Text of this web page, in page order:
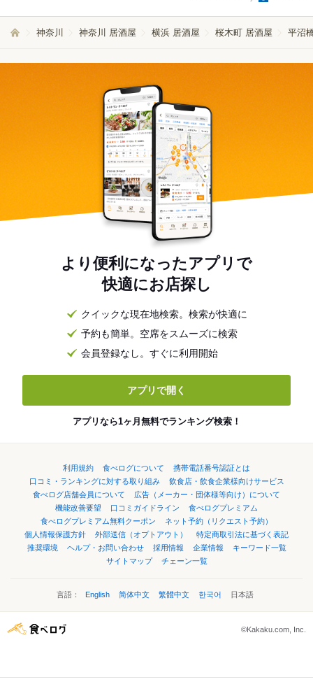
神奈川 神奈川 居酒屋 横浜 居酒屋 桜木町 居酒屋 平沼
より便利になったアプリで
快適にお店探し
クイックな現在地検索。検索が快適に
予約も簡単。空席をスムーズに検索
会員登録なし。すぐに利用開始
アプリで開く
アプリなら1ヶ月無料でランキング検索！
利用規約 食べログについて
携帯電話番号認証とは
口コミ・ランキングに対する取り組み
飲食店・飲食企業様向けサービス
食べログ店舗会員について
広告（メーカー・団体様等向け）について
機能改善要望
口コミガイドライン
食べログプレミアム
食べログプレミアム無料クーポン
ネット予約（リクエスト予約）
個人情報保護方針
外部送信（オプトアウト）
特定商取引法に基づく表記
推奨環境
ヘルプ・お問い合わせ 採用情報 企業情報
キーワード一覧
サイトマップ
チェーン一覧
言語： English 简体中文 繁體中文 한국어 日本語
©Kakaku.com, Inc.